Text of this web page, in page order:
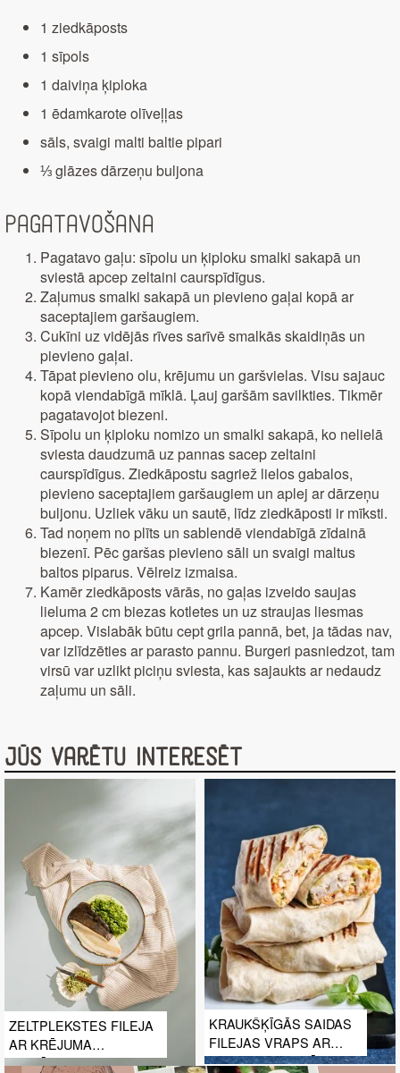
1 ziedkāposts
1 sīpols
1 daiviņa ķiploka
1 ēdamkarote olīveļļas
sāls, svaigi malti baltie pipari
⅓ glāzes dārzeņu buljona
Pagatavošana
Pagatavo gaļu: sīpolu un ķiploku smalki sakapā un
sviestā apcep zeltaini caurspīdīgus.
Zaļumus smalki sakapā un pievieno gaļai kopā ar
saceptajiem garšaugiem.
Cukīni uz vidējās rīves sarīvē smalkās skaidiņās un
pievieno gaļai.
Tāpat pievieno olu, krējumu un garšvielas. Visu sajauc
kopā viendabīgā mīklā. Ļauj garšām savilkties. Tikmēr
pagatavojot biezeni.
Sīpolu un ķiploku nomizo un smalki sakapā, ko nelielā
sviesta daudzumā uz pannas sacep zeltaini
caurspīdīgus. Ziedkāpostu sagriež lielos gabalos,
pievieno saceptajiem garšaugiem un aplej ar dārzeņu
buljonu. Uzliek vāku un sautē, līdz ziedkāposti ir mīksti.
Tad noņem no plīts un sablendē viendabīgā zīdainā
biezenī. Pēc garšas pievieno sāli un svaigi maltus
baltos piparus. Vēlreiz izmaisa.
Kamēr ziedkāposts vārās, no gaļas izveido saujas
lieluma 2 cm biezas kotletes un uz straujas liesmas
apcep. Vislabāk būtu cept grila pannā, bet, ja tādas nav,
var izlīdzēties ar parasto pannu. Burgeri pasniedzot, tam
virsū var uzlikt piciņu sviesta, kas sajaukts ar nedaudz
zaļumu un sāli.
Jūs varētu interesēt
ZELTPLEKSTES FILEJA
AR KRĒJUMA
SPINĀTIEM
KRAUKŠĶĪGĀS SAIDAS
FILEJAS VRAPS AR
COLESLAW SALĀTIEM